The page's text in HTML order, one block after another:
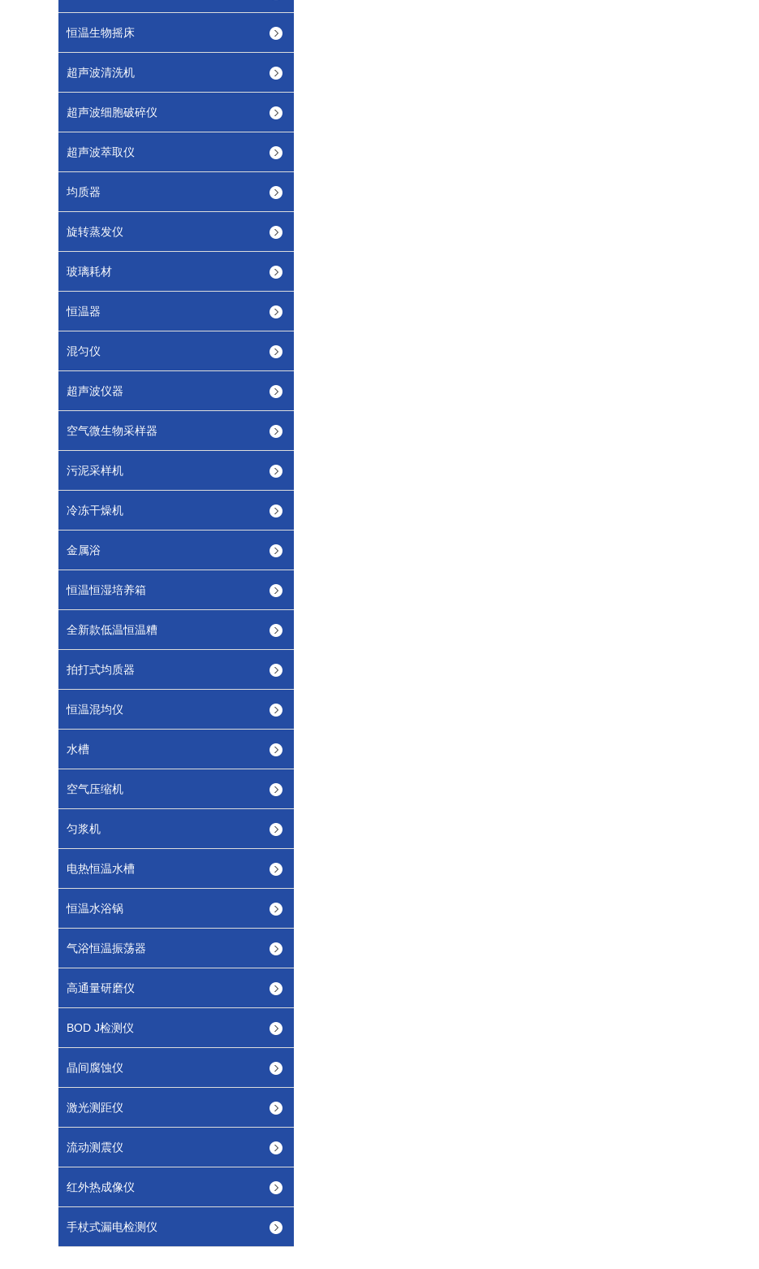
恒温生物摇床
超声波清洗机
超声波细胞破碎仪
超声波萃取仪
均质器
旋转蒸发仪
玻璃耗材
恒温器
混匀仪
超声波仪器
空气微生物采样器
污泥采样机
冷冻干燥机
金属浴
恒温恒湿培养箱
全新款低温恒温糟
拍打式均质器
恒温混均仪
水槽
空气压缩机
匀浆机
电热恒温水槽
恒温水浴锅
气浴恒温振荡器
高通量研磨仪
BOD J检测仪
晶间腐蚀仪
激光测距仪
流动测震仪
红外热成像仪
手杖式漏电检测仪